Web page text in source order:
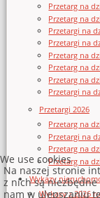
Przetarg na
Przetarg na
Przetargi na
Przetargi na
Przetarg na
Przetarg na
Przetarg na
Przetargi na
Przetargi 2026
Przetarg na
Przetargi na
Przetarg na
Przetarg na
Wykazy
Wykazy z 2026
We use cookies
Na naszej stronie
z nich są
nam w ulepszaniu